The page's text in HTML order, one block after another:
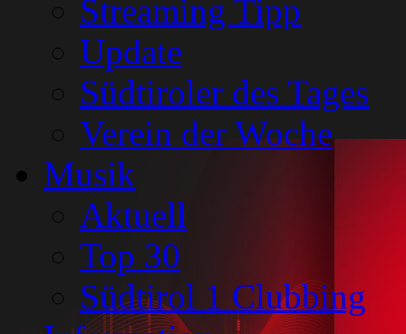
Streaming Tipp
Update
Südtiroler des Tages
Verein der Woche
Musik
Aktuell
Top 30
Südtirol 1 Clubbing